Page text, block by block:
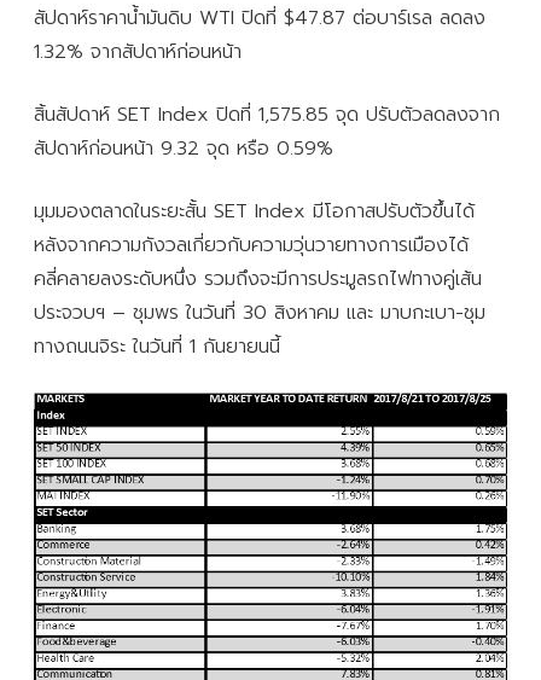
สัปดาห์ราคาน้ำมันดิบ WTI ปิดที่ $47.87 ต่อบาร์เรล ลดลง
1.32% จากสัปดาห์ก่อนหน้า
สิ้นสัปดาห์ SET Index ปิดที่ 1,575.85 จุด ปรับตัวลดลงจาก
สัปดาห์ก่อนหน้า 9.32 จุด หรือ 0.59%
มุมมองตลาดในระยะสั้น SET Index มีโอกาสปรับตัวขึ้นได้
หลังจากความกังวลเกี่ยวกับความวุ่นวายทางการเมืองได้
คลี่คลายลงระดับหนึ่ง รวมถึงจะมีการประมูลรถไฟทางคู่เส้น
ประจวบฯ – ชุมพร ในวันที่ 30 สิงหาคม และ มาบกะเบา-ชุม
ทางถนนจิระ ในวันที่ 1 กันยายนนี้